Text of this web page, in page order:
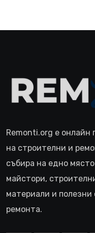
Remonti.org е онлайн
на строителни и
събира на едно
майстори,
материали и
ремонта.